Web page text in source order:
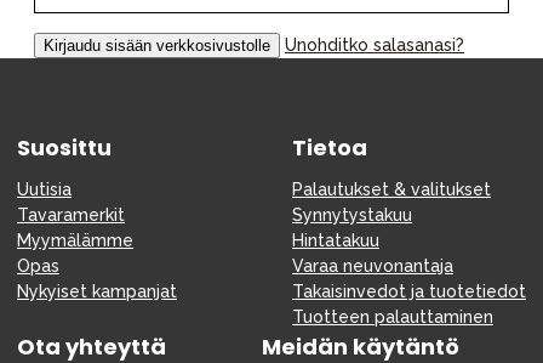
Unohditko salasanasi?
Suosittu
Uutisia
Tavaramerkit
Myymälämme
Opas
Nykyiset kampanjat
Tietoa
Palautukset & valitukset
Synnytystakuu
Hintatakuu
Varaa neuvonantaja
Takaisinvedot ja tuotetiedot
Tuotteen palauttaminen
Ota yhteyttä Meidän käytäntö
Huonekalut & vuodevaatteet
Tarvikkeet
Kampanjat
Lahjavinkkejä
Suosikit
Tavaramerkit